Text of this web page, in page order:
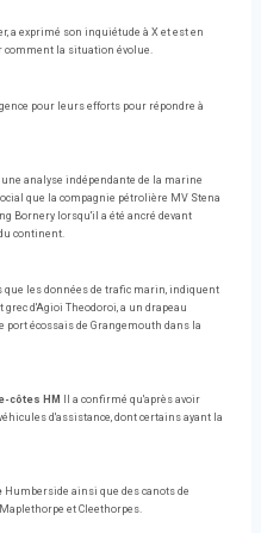
a exprimé son inquiétude à X et est en
comment la situation évolue.
pour leurs efforts pour répondre à
analyse indépendante de la marine
que la compagnie pétrolière MV Stena
Bornery lorsqu'il a été ancré devant
continent.
les données de trafic marin, indiquent
d'Agioi Theodoroi, a un drapeau
écossais de Grangemouth dans la
côtes HM
Il a confirmé qu'après avoir
d'assistance, dont certains ayant la
Humberside ainsi que des canots de
et Cleethorpes.